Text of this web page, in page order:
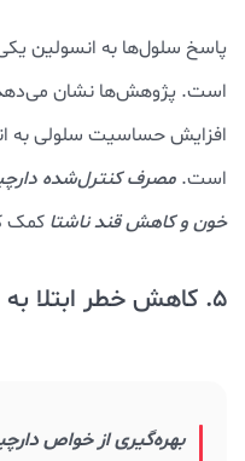
پاسخ سلول‌ها به انسولین
است. پژوهش‌ها نشان
افزایش حساسیت سلولی به
است. مصرف کنترل‌شده
خون و کاهش قند ناشتا کمک
5. کاهش خطر ابتلا به بیماری‌های قلبی
بهره‌گیری از خواص